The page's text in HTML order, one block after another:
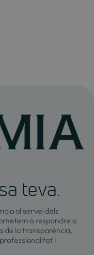
teva.
al servei dels
a respondre a
de la transparència,
i